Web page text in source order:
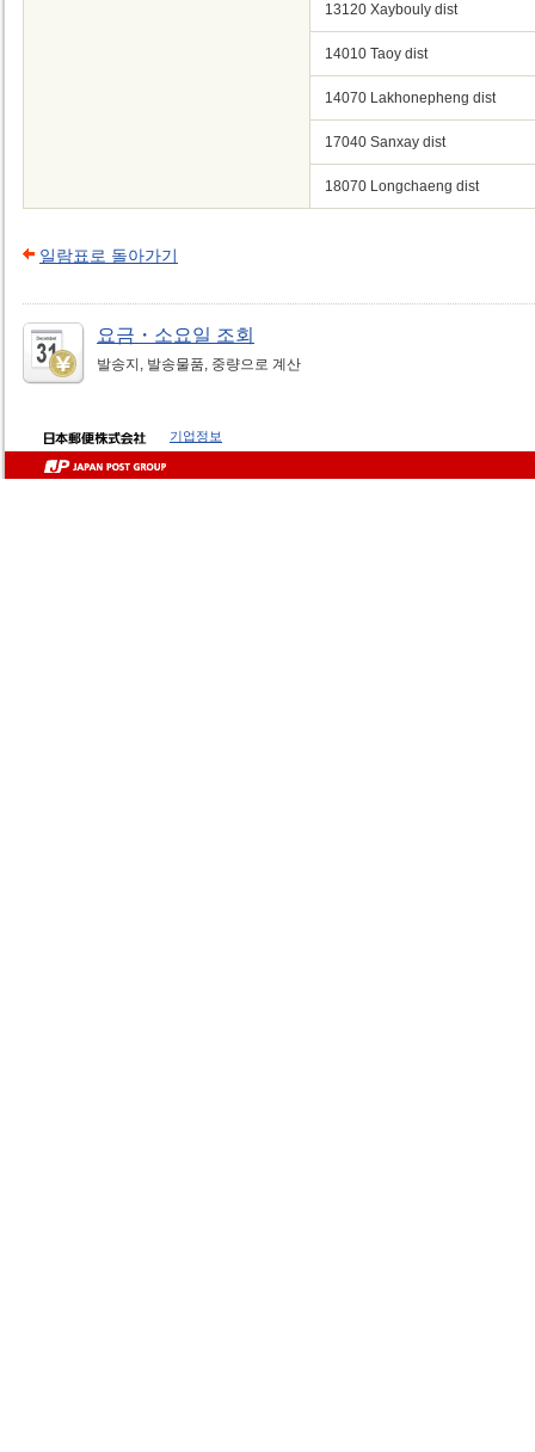
13120 Xaybouly dist
14010 Taoy dist
14070 Lakhonepheng dist
17040 Sanxay dist
18070 Longchaeng dist
일람표로 돌아가기
요금・소요일 조회
발송지, 발송물품, 중량으로 계산
기업정보